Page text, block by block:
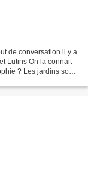
de conversation il y a
Lutins On la connait
? Les jardins sont